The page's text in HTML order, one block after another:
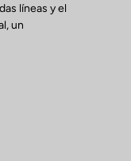
líneas y el
un